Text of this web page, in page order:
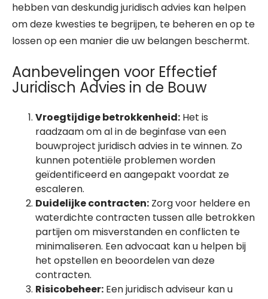
hebben van deskundig juridisch advies kan helpen
om deze kwesties te begrijpen, te beheren en op te
lossen op een manier die uw belangen beschermt.
Aanbevelingen voor Effectief
Juridisch Advies in de Bouw
Vroegtijdige betrokkenheid: Het is
raadzaam om al in de beginfase van een
bouwproject juridisch advies in te winnen. Zo
kunnen potentiële problemen worden
geïdentificeerd en aangepakt voordat ze
escaleren.
Duidelijke contracten: Zorg voor heldere en
waterdichte contracten tussen alle betrokken
partijen om misverstanden en conflicten te
minimaliseren. Een advocaat kan u helpen bij
het opstellen en beoordelen van deze
contracten.
Risicobeheer: Een juridisch adviseur kan u